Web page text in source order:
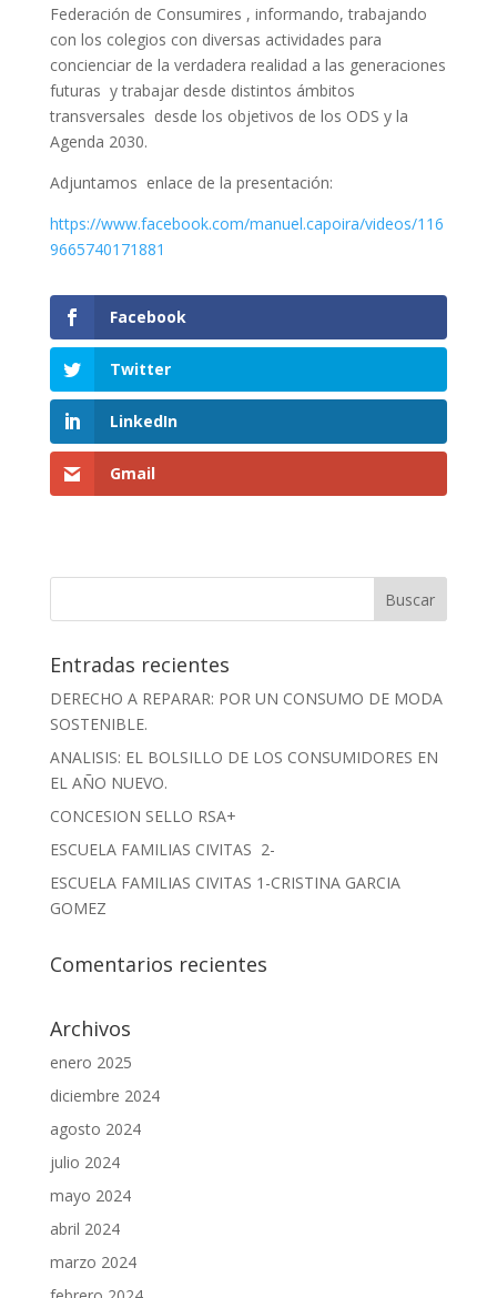
Federación de Consumires , informando, trabajando
con los colegios con diversas actividades para
concienciar de la verdadera realidad a las generaciones
futuras y trabajar desde distintos ámbitos
transversales desde los objetivos de los ODS y la
Agenda 2030.
Adjuntamos enlace de la presentación:
https://www.facebook.com/manuel.capoira/videos/116
9665740171881
Facebook
Twitter
LinkedIn
Gmail
Entradas recientes
DERECHO A REPARAR: POR UN CONSUMO DE MODA
SOSTENIBLE.
ANALISIS: EL BOLSILLO DE LOS CONSUMIDORES EN
EL AÑO NUEVO.
CONCESION SELLO RSA+
ESCUELA FAMILIAS CIVITAS 2-
ESCUELA FAMILIAS CIVITAS 1-CRISTINA GARCIA
GOMEZ
Comentarios recientes
Archivos
enero 2025
diciembre 2024
agosto 2024
julio 2024
mayo 2024
abril 2024
marzo 2024